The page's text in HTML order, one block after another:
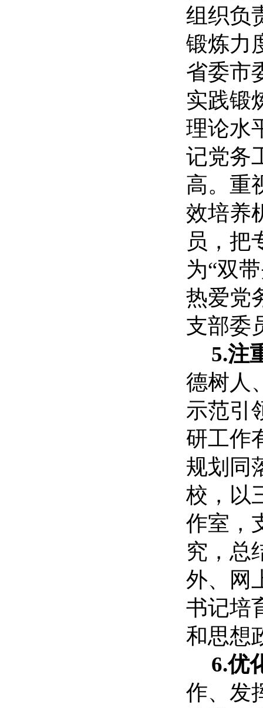
组织负
锻炼力
省委市
实践锻
理论水
记党务
高。重
效培养
员，把
为“双
热爱党
支部委
5.注
德树人
示范引
研工作
规划同
校，以
作室，
究，总
外、网
书记培
和思想
6.优
作、发